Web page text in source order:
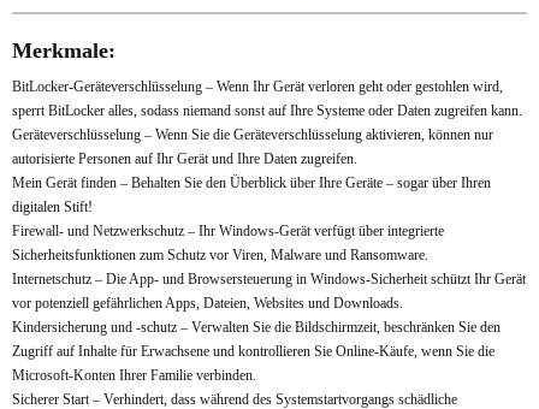
Merkmale:
BitLocker-Geräteverschlüsselung – Wenn Ihr Gerät verloren geht oder gestohlen wird,
sperrt BitLocker alles, sodass niemand sonst auf Ihre Systeme oder Daten zugreifen kann.
Geräteverschlüsselung – Wenn Sie die Geräteverschlüsselung aktivieren, können nur
autorisierte Personen auf Ihr Gerät und Ihre Daten zugreifen.
Mein Gerät finden – Behalten Sie den Überblick über Ihre Geräte – sogar über Ihren
digitalen Stift!
Firewall- und Netzwerkschutz – Ihr Windows-Gerät verfügt über integrierte
Sicherheitsfunktionen zum Schutz vor Viren, Malware und Ransomware.
Internetschutz – Die App- und Browsersteuerung in Windows-Sicherheit schützt Ihr Gerät
vor potenziell gefährlichen Apps, Dateien, Websites und Downloads.
Kindersicherung und -schutz – Verwalten Sie die Bildschirmzeit, beschränken Sie den
Zugriff auf Inhalte für Erwachsene und kontrollieren Sie Online-Käufe, wenn Sie die
Microsoft-Konten Ihrer Familie verbinden.
Sicherer Start – Verhindert, dass während des Systemstartvorgangs schädliche